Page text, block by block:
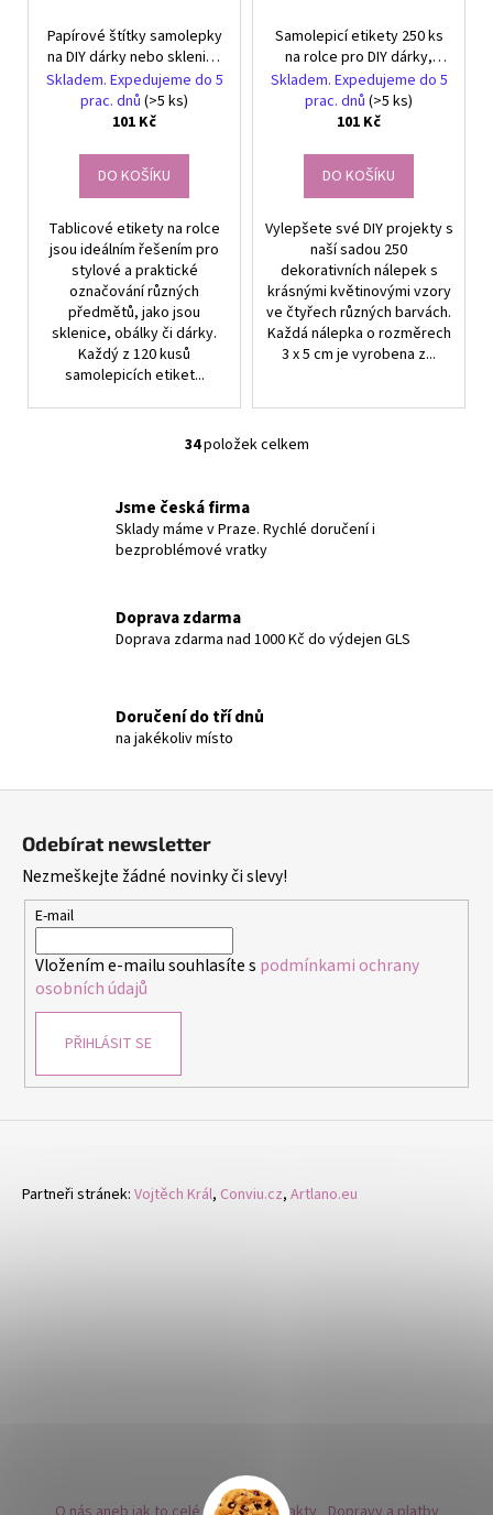
Papírové štítky samolepky
na DIY dárky nebo sklenice
tabulkové 120 ks
Skladem. Expedujeme do 5
prac. dnů (>5 ks)
101 Kč
DO KOŠÍKU
Tablicové etikety na rolce
jsou ideálním řešením pro
stylové a praktické
označování různých
předmětů, jako jsou
sklenice, obálky či dárky.
Každý z 120 kusů
samolepicích etiket...
Samolepicí etikety 250 ks
na rolce pro DIY dárky,
sklenice, obálky a květiny
Skladem. Expedujeme do 5
prac. dnů (>5 ks)
101 Kč
DO KOŠÍKU
Vylepšete své DIY projekty s
naší sadou 250
dekorativních nálepek s
krásnými květinovými vzory
ve čtyřech různých barvách.
Každá nálepka o rozměrech
3 x 5 cm je vyrobena z...
O
l
á
d
p
k
ý
s
34položek celkem
Jsme česká firma
Sklady máme v Praze. Rychlé doručení i
bezproblémové vratky
Doprava zdarma
Doprava zdarma nad 1000 Kč do výdejen GLS
Doručení do tří dnů
na jakékoliv místo
Odebírat newsletter
Nezmeškejte žádné novinky či slevy!
E-mail
Vložením e-mailu souhlasíte s podmínkami ochrany
osobních údajů
PŘIHLÁSIT SE
Partneři stránek: Vojtěch Král, Conviu.cz, Artlano.eu